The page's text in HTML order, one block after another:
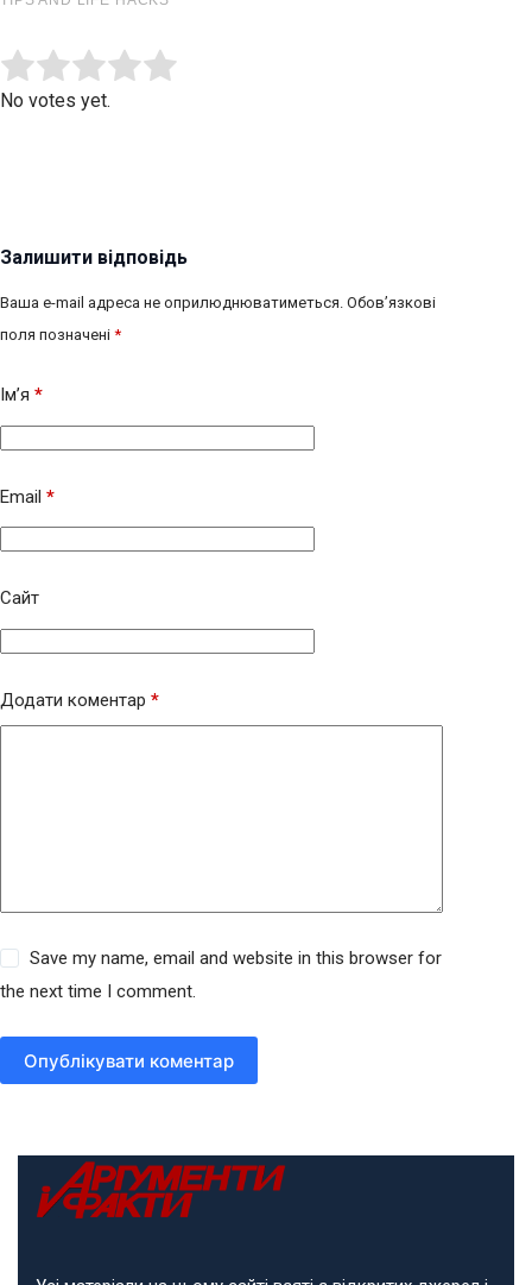
Rate this item:
No votes yet.
Залишити відповідь
Ваша e-mail адреса не оприлюднюватиметься. Обов’язкові
поля позначені *
Ім’я *
Email *
Сайт
Додати коментар *
Save my name, email and website in this browser for
the next time I comment.
Опублікувати коментар